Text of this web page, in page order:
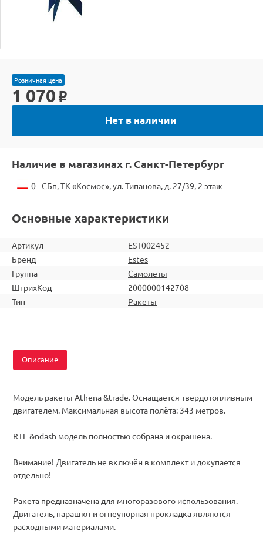
Розничная цена
1 070 o
Нет в наличии
Наличие в магазинах г. Санкт-Петербург
0 СБп, ТК «Космос», ул. Типанова, д. 27/39, 2 этаж
Основные характеристики
Артикул
EST002452
Бренд
Estes
Группа
Самолеты
ШтрихКод
2000000142708
Тип
Ракеты
Описание
Модель ракеты Athena &trade. Оснащается твердотопливным
двигателем. Максимальная высота полёта: 343 метров.
RTF &ndash модель полностью собрана и окрашена.
Внимание! Двигатель не включён в комплект и докупается
отдельно!
Ракета предназначена для многоразового использования.
Двигатель, парашют и огнеупорная прокладка являются
расходными материалами.